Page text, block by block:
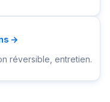
→
réversible, entretien.